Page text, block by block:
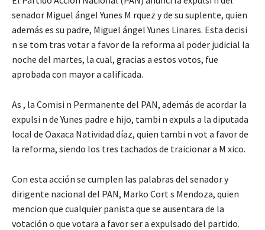
senador Miguel ángel Yunes M rquez y de su suplente, quien
además es su padre, Miguel ángel Yunes Linares. Esta decisi
n se tom tras votar a favor de la reforma al poder judicial la
noche del martes, la cual, gracias a estos votos, fue
aprobada con mayor a calificada.
As , la Comisi n Permanente del PAN, además de acordar la
expulsi n de Yunes padre e hijo, tambi n expuls a la diputada
local de Oaxaca Natividad díaz, quien tambi n vot a favor de
la reforma, siendo los tres tachados de traicionar a M xico.
Con esta acción se cumplen las palabras del senador y
dirigente nacional del PAN, Marko Cort s Mendoza, quien
mencion que cualquier panista que se ausentara de la
votación o que votara a favor ser a expulsado del partido.